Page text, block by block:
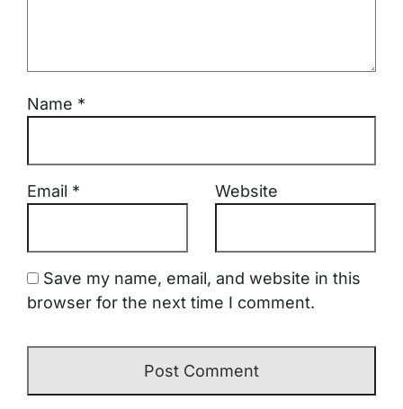
Name *
Email * Website
Save my name, email, and website in this
browser for the next time I comment.